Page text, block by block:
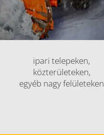
ipari telepeken,
közterületeken,
egyéb nagy felületeken